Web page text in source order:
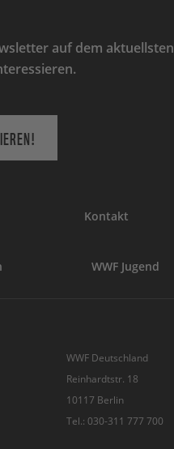
auf dem aktuellsten
Kontakt
WWF Jugend
WWF Deutschland
Reinhardtstr. 18
10117 Berlin
Tel.: 030-311 777 700